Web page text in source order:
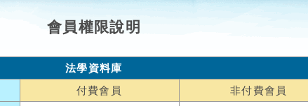
會員權限說明
法學資料庫
付費會員
非付費會員